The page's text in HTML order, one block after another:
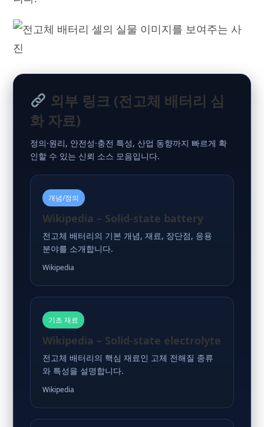
외부 링크 (전고체 배터리 심
화 자료)
정의·원리, 안전성·충전 특성, 산업 동향까지 빠르게 확
인할 수 있는 신뢰 소스 모음입니다.
개념/정의
Wikipedia – Solid-state battery
전고체 배터리의 기본 개념, 재료, 장단점, 응용
분야를 소개합니다.
Wikipedia
기초 재료
Wikipedia – Solid-state electrolyte
전고체 배터리의 핵심 재료인 고체 전해질 종류
와 특성을 설명합니다.
Wikipedia